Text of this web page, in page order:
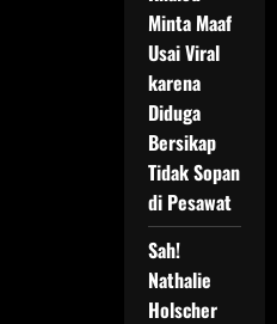
Minta Maaf
Usai Viral
karena
Diduga
Bersikap
Tidak Sopan
di Pesawat
Sah!
Nathalie
Holscher